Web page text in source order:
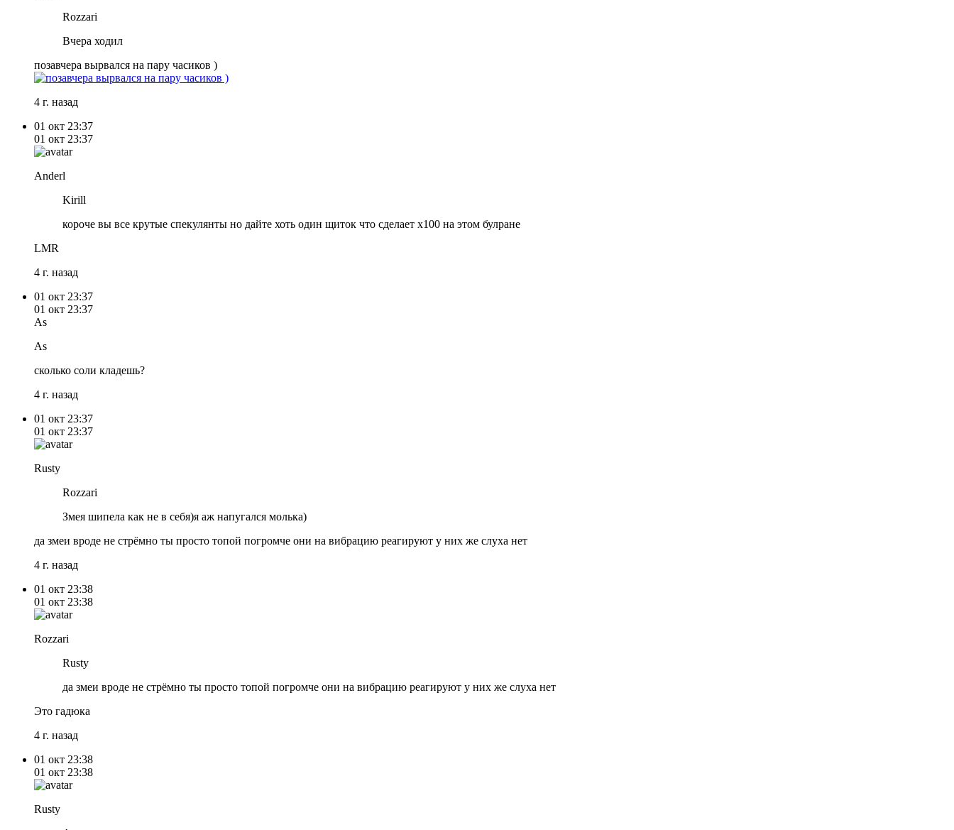
Rozzari
Вчера ходил
позавчера вырвался на пару часиков )
4 г. назад
01 окт 23:37
01 окт 23:37
Anderl
Kirill
короче вы все крутые спекулянты но дайте хоть один щиток что сделает х100 на этом булране
LMR
4 г. назад
01 окт 23:37
01 окт 23:37
As
As
сколько соли кладешь?
4 г. назад
01 окт 23:37
01 окт 23:37
Rusty
Rozzari
Змея шипела как не в себя)я аж напугался молька)
да змеи вроде не стрёмно ты просто топой погромче они на вибрацию реагируют у них же слуха нет
4 г. назад
01 окт 23:38
01 окт 23:38
Rozzari
Rusty
да змеи вроде не стрёмно ты просто топой погромче они на вибрацию реагируют у них же слуха нет
Это гадюка
4 г. назад
01 окт 23:38
01 окт 23:38
Rusty